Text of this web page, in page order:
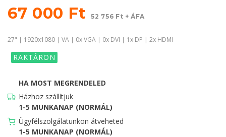
67 000 Ft52 756 Ft + ÁFA
27" | 1920x1080 | VA | 0x VGA | 0x DVI | 1x DP | 2x HDMI
RAKTÁRON
HA MOST MEGRENDELED
Házhoz szállítjuk
1-5 MUNKANAP (NORMÁL)
Ügyfélszolgálatunkon átveheted
1-5 MUNKANAP (NORMÁL)